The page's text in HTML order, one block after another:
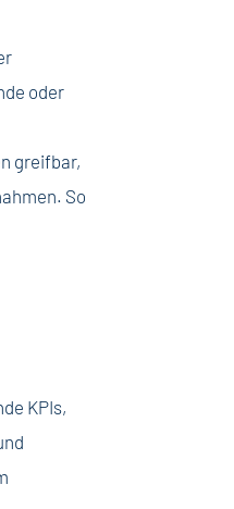
oder
greifbar,
So
KPIs,